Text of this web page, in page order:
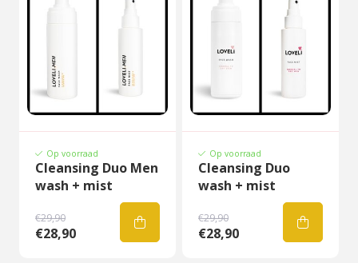
Op voorraad
Cleansing Duo Men
wash + mist
€29,90
€28,90
Op voorraad
Cleansing Duo
wash + mist
€29,90
€28,90